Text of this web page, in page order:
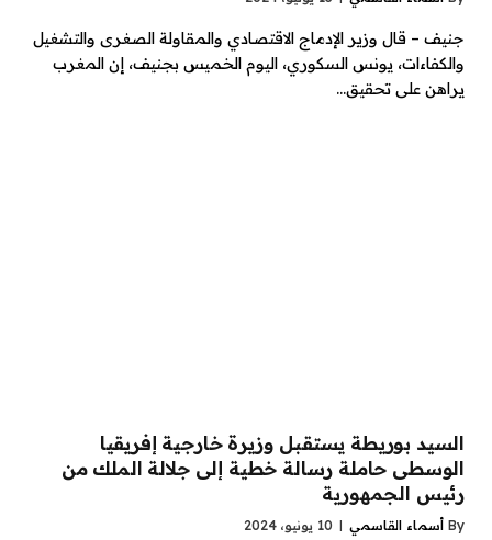
جنيف – قال وزير الإدماج الاقتصادي والمقاولة الصغرى والتشغيل
والكفاءات، يونس السكوري، اليوم الخميس بجنيف، إن المغرب
يراهن على تحقيق…
السيد بوريطة يستقبل وزيرة خارجية إفريقيا
الوسطى حاملة رسالة خطية إلى جلالة الملك من
رئيس الجمهورية
By أسماء القاسمي 10 يونيو، 2024